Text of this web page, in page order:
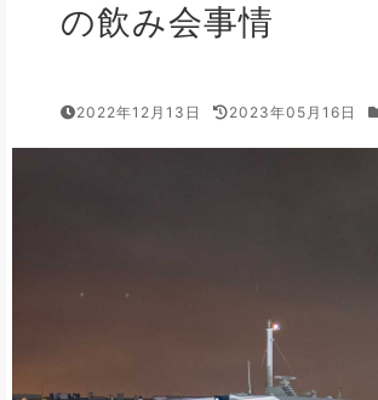
の飲み会事情
2022年12月13日 2023年05月16日